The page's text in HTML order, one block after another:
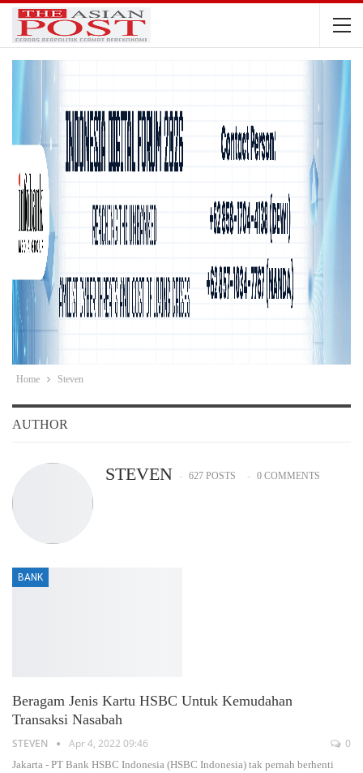
Home Steven
AUTHOR
STEVEN 627 POSTS 0 COMMENTS
BANK
Beragam Jenis Kartu HSBC Untuk Kemudahan
Transaksi Nasabah
STEVEN Apr 4, 2022 09:46 0
Jakarta - PT Bank HSBC Indonesia (HSBC Indonesia) tak pernah berhenti